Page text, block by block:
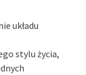
układu
stylu życia,